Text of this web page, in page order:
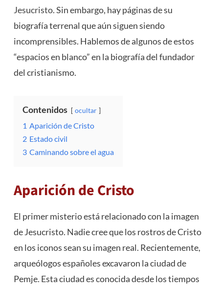
Jesucristo. Sin embargo, hay páginas de su
biografía terrenal que aún siguen siendo
incomprensibles. Hablemos de algunos de estos
“espacios en blanco” en la biografía del fundador
del cristianismo.
Contenidos ocultar
1 Aparición de Cristo
2 Estado civil
3 Caminando sobre el agua
Aparición de Cristo
El primer misterio está relacionado con la imagen
de Jesucristo. Nadie cree que los rostros de Cristo
en los iconos sean su imagen real. Recientemente,
arqueólogos españoles excavaron la ciudad de
Pemje. Esta ciudad es conocida desde los tiempos